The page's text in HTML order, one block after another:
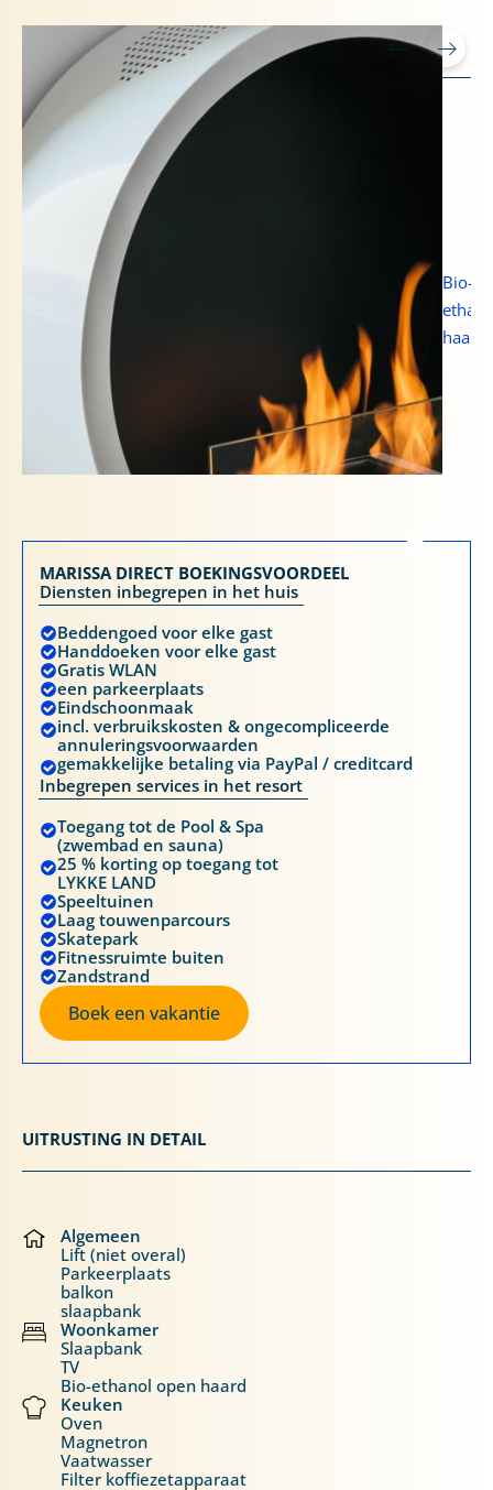
HOOGTEPUNTEN
Bio-
haard
MARISSA DIRECT BOEKINGSVOORDEEL
Diensten inbegrepen in het huis
Beddengoed voor elke gast
Handdoeken voor elke gast
Gratis WLAN
een parkeerplaats
Eindschoonmaak
incl. verbruikskosten & ongecompliceerde
annuleringsvoorwaarden
gemakkelijke betaling via PayPal / creditcard
Inbegrepen services in het resort
Toegang tot de Pool & Spa
(zwembad en sauna)
25 % korting op toegang tot
LYKKE LAND
Speeltuinen
Laag touwenparcours
Skatepark
Fitnessruimte buiten
Zandstrand
Boek een vakantie
UITRUSTING IN DETAIL
Algemeen
Lift (niet overal)
Parkeerplaats
balkon
slaapbank
Woonkamer
Slaapbank
TV
Bio-ethanol open haard
Keuken
Oven
Magnetron
Vaatwasser
Filter koffiezetapparaat